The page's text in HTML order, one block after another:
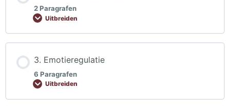
2 Paragrafen
Uitbreiden
3. Emotieregulatie
6 Paragrafen
Uitbreiden